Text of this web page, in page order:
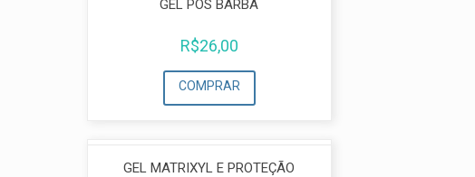
GEL PÓS BARBA
R$26,00
COMPRAR
GEL MATRIXYL E PROTEÇÃO